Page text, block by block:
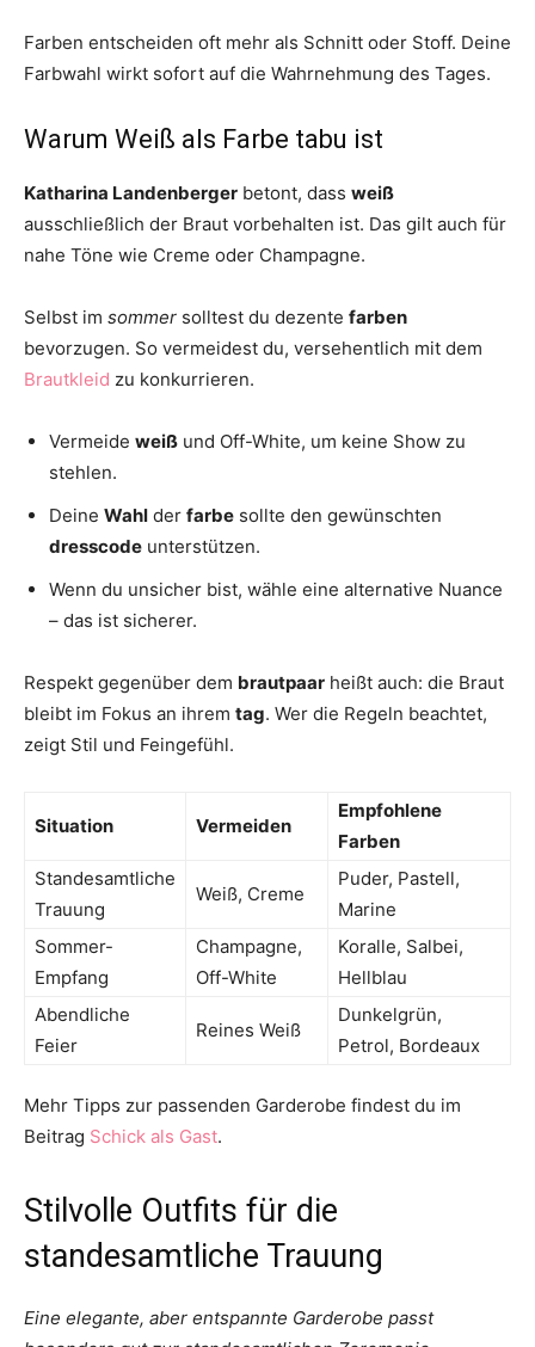
Farben entscheiden oft mehr als Schnitt oder Stoff. Deine
Farbwahl wirkt sofort auf die Wahrnehmung des Tages.
Warum Weiß als Farbe tabu ist
Katharina Landenberger betont, dass weiß
ausschließlich der Braut vorbehalten ist. Das gilt auch für
nahe Töne wie Creme oder Champagne.
Selbst im sommer solltest du dezente farben
bevorzugen. So vermeidest du, versehentlich mit dem
Brautkleid zu konkurrieren.
Vermeide weiß und Off-White, um keine Show zu
stehlen.
Deine Wahl der farbe sollte den gewünschten
dresscode unterstützen.
Wenn du unsicher bist, wähle eine alternative Nuance
– das ist sicherer.
Respekt gegenüber dem brautpaar heißt auch: die Braut
bleibt im Fokus an ihrem tag. Wer die Regeln beachtet,
zeigt Stil und Feingefühl.
Situation Vermeiden
Empfohlene
Farben
Standesamtliche
Trauung
Weiß, Creme
Puder, Pastell,
Marine
Sommer-
Empfang
Champagne,
Off-White
Koralle, Salbei,
Hellblau
Abendliche
Feier
Reines Weiß
Dunkelgrün,
Petrol, Bordeaux
Mehr Tipps zur passenden Garderobe findest du im
Beitrag Schick als Gast.
Stilvolle Outfits für die
standesamtliche Trauung
Eine elegante, aber entspannte Garderobe passt